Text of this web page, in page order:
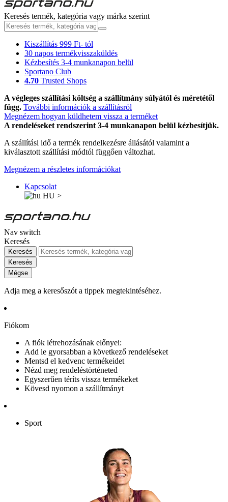
Keresés termék, kategória vagy márka szerint
Kiszállítás 999 Ft- tól
30 napos termékvisszaküldés
Kézbesítés 3-4 munkanapon belül
Sportano Club
4.70 Trusted Shops
A végleges szállítási költség a szállítmány súlyától és méretétől
függ. További információk a szállításról
Megnézem hogyan küldhetem vissza a terméket
A rendeléseket rendszerint 3-4 munkanapon belül kézbesítjük.
A szállítási idő a termék rendelkezésre állásától valamint a
kiválasztott szállítási módtól függően változhat.
Megnézem a részletes információkat
Kapcsolat
HU >
Nav switch
Keresés
Keresés
Keresés
Mégse
Adja meg a keresőszót a tippek megtekintéséhez.
Fiókom
A fiók létrehozásának előnyei:
Add le gyorsabban a következő rendeléseket
Mentsd el kedvenc termékeidet
Nézd meg rendeléstörténeted
Egyszerűen téríts vissza termékeket
Kövesd nyomon a szállítmányt
Sport